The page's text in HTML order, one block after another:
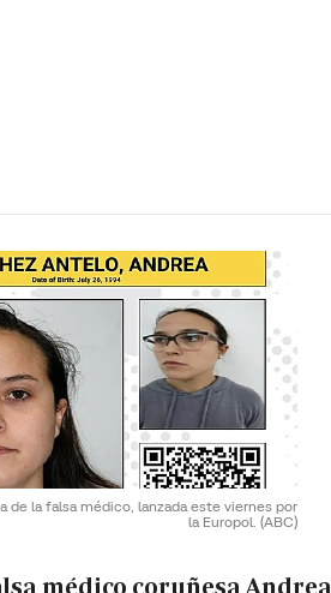
de la falsa médico, lanzada este viernes por
la Europol. (ABC)
médico coruñesa Andrea